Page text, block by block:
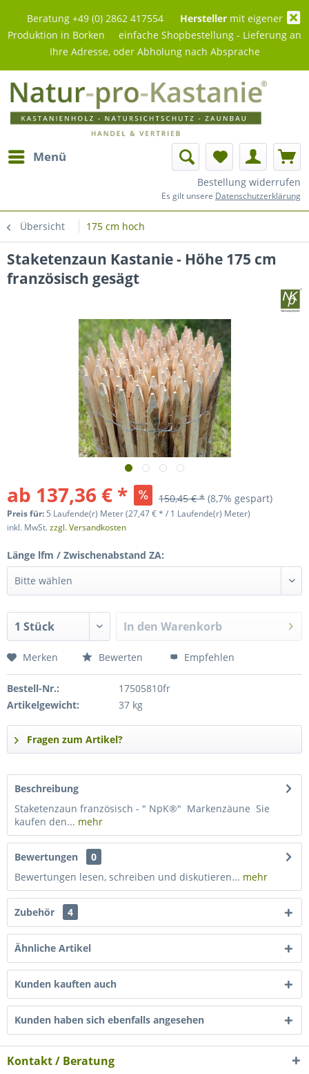
Beratung +49 (0) 2862 417554 Herstellermit eigener
Produktion in Borken einfache Shopbestellung - Lieferung an
Ihre Adresse, oder Abholung nach Absprache
Menü
Bestellung widerrufen
Es gilt unsere Datenschutzerklärung
Übersicht 175 cm hoch
Staketenzaun Kastanie - Höhe 175 cm
französisch gesägt
ab 137,36 € * 150,45 € * (8,7% gespart)
Preis für: 5 Laufende(r) Meter (27,47 € * / 1 Laufende(r) Meter)
inkl. MwSt.zzgl. Versandkosten
Länge lfm / Zwischenabstand ZA:
In den Warenkorb
Merken Bewerten Empfehlen
Bestell-Nr.:
17505810fr
Artikelgewicht:
37 kg
Fragen zum Artikel?
Beschreibung
Staketenzaun französisch - " NpK®" Markenzäune Sie
kaufen den... mehr
Bewertungen
0
Bewertungen lesen, schreiben und diskutieren... mehr
Zubehör 4
Ähnliche Artikel
Kunden kauften auch
Kunden haben sich ebenfalls angesehen
Kontakt / Beratung